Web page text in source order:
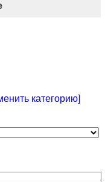
категорию]